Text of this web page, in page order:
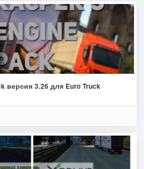
версия 3.26 для Euro Truck